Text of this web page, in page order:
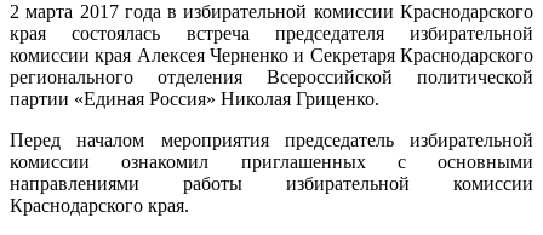
2 марта 2017 года в избирательной комиссии Краснодарского
края состоялась встреча председателя избирательной
комиссии края Алексея Черненко и Секретаря Краснодарского
регионального отделения Всероссийской политической
партии «Единая Россия» Николая Гриценко.
Перед началом мероприятия председатель избирательной
комиссии ознакомил приглашенных с основными
направлениями работы избирательной комиссии
Краснодарского края.